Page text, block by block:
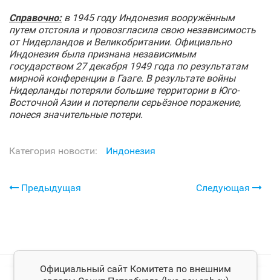
Справочно:в 1945 году Индонезия вооружённым
путем отстояла и провозгласила свою независимость
от Нидерландов и Великобритании. Официально
Индонезия была признана независимым
государством 27 декабря 1949 года по результатам
мирной конференции в Гааге. В результате войны
Нидерланды потеряли большие территории в Юго-
Восточной Азии и потерпели серьёзное поражение,
понеся значительные потери.
Категория новости: Индонезия
Предыдущая Следующая
Официальный сайт Комитета по внешним